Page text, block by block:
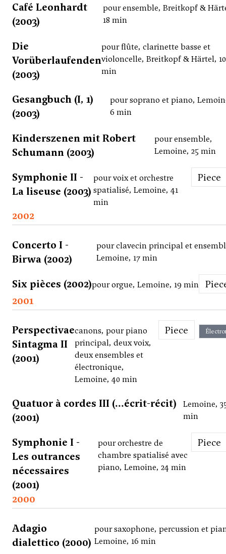
Café Leonhardt
(2003)
pour ensemble, Breitkopf &
18 min
Die
Vorüberlaufenden
(2003)
pour flûte, clarinette basse et
violoncelle, Breitkopf & Härtel, 10
min
Gesangbuch (I, 1)
(2003)
pour soprano et piano,
6 min
Kinderszenen mit Robert
Schumann (2003)
pour ensemble,
Lemoine, 25 min
Symphonie II -
La liseuse (2003)
pour voix et orchestre
spatialisé, Lemoine, 41
min
Piece
2002
Concerto I -
Birwa (2002)
pour clavecin principal et
Lemoine, 17 min
Six pièces (2002)pour orgue, Lemoine, 19 min
2001
Perspectivae
Sintagma II
(2001)
canons, pour piano
principal, deux voix,
deux ensembles et
électronique,
Lemoine, 40 min
Piece
Quatuor à cordes III (...écrit-récit)
(2001)
Lemoine,
min
Symphonie I -
Les outrances
nécessaires
(2001)
pour orchestre de
chambre spatialisé avec
piano, Lemoine, 24 min
Piece
2000
Adagio
dialettico (2000)
pour saxophone, percussion et
Lemoine, 16 min